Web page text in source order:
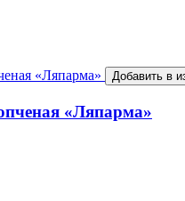
Добавить в
«Ляпарма»